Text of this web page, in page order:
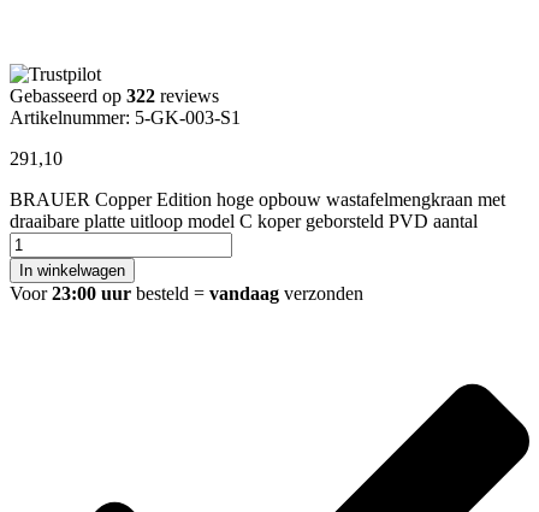
Gebasseerd op 322 reviews
Artikelnummer: 5-GK-003-S1
291,10
BRAUER Copper Edition hoge opbouw wastafelmengkraan met
draaibare platte uitloop model C koper geborsteld PVD aantal
In winkelwagen
Voor23:00 uur besteld = vandaag verzonden